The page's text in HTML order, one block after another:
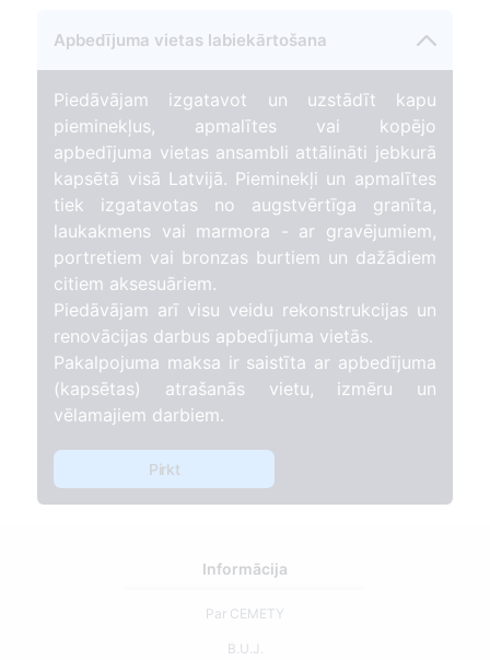
Apbedījuma vietas labiekārtošana
Piedāvājam izgatavot un uzstādīt kapu
pieminekļus, apmalītes vai kopējo
apbedījuma vietas ansambli attālināti jebkurā
kapsētā visā Latvijā. Pieminekļi un apmalītes
tiek izgatavotas no augstvērtīga granīta,
laukakmens vai marmora - ar gravējumiem,
portretiem vai bronzas burtiem un dažādiem
citiem aksesuāriem.
Piedāvājam arī visu veidu rekonstrukcijas un
renovācijas darbus apbedījuma vietās.
Pakalpojuma maksa ir saistīta ar apbedījuma
(kapsētas) atrašanās vietu, izmēru un
vēlamajiem darbiem.
Pirkt
Informācija
Par CEMETY
B.U.J.